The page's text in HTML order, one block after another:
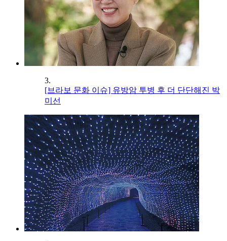
3.
[브라보 문화 이슈] 유방암 투병 후 더 단단해진 박
미선